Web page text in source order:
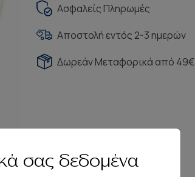
Ασφαλείς Πληρωμές
Αποστολή εντός 2-3 ημερών
Δωρεάν Μεταφορικά από 49€
σας δεδομένα